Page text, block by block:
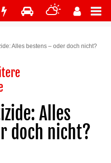
Alles bestens – oder doch nicht?
Alles
doch nicht?